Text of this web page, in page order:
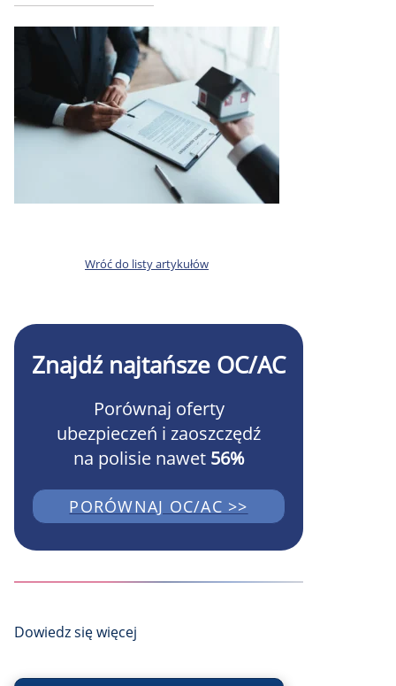
Wróć do listy artykułów
Znajdź najtańsze OC/AC
Porównaj oferty
ubezpieczeń i zaoszczędź
na polisie nawet 56%
PORÓWNAJ OC/AC >>
Dowiedz się więcej